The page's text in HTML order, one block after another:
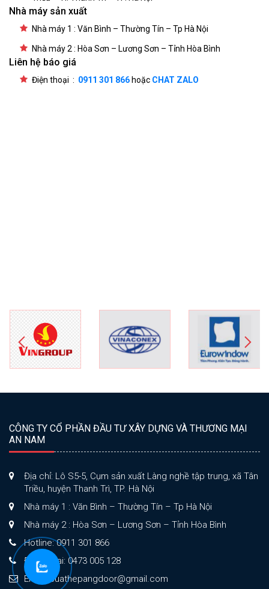
Nhà máy sản xuất
Nhà máy 1 : Văn Bình – Thường Tín – Tp Hà Nội
Nhà máy 2 : Hòa Sơn – Lương Sơn – Tỉnh Hòa Bình
Liên hệ báo giá
Điện thoại : 0911 301 866 hoặc CHAT ZALO
CÔNG TY CỔ PHẦN ĐẦU TƯ XÂY DỰNG VÀ THƯƠNG MẠI
AN NAM
Địa chỉ: Lô S5-5, Cụm sản xuất Làng nghề tập trung, xã Tân
Triều, huyện Thanh Trì, TP. Hà Nội
Nhà máy 1 : Văn Bình – Thường Tín – Tp Hà Nội
Nhà máy 2 : Hòa Sơn – Lương Sơn – Tỉnh Hòa Bình
Hotline: 0911 301 866
Điện thoại: 0473 005 128
Email: cuathepangdoor@gmail.com